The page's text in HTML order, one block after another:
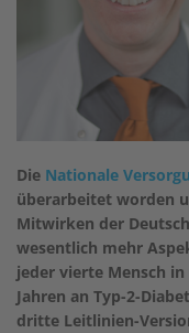
Die Nationale
überarbeitet worden
Mitwirken der
wesentlich mehr
jeder vierte Mensch
Jahren an Typ-2-
dritte Leitlinien-